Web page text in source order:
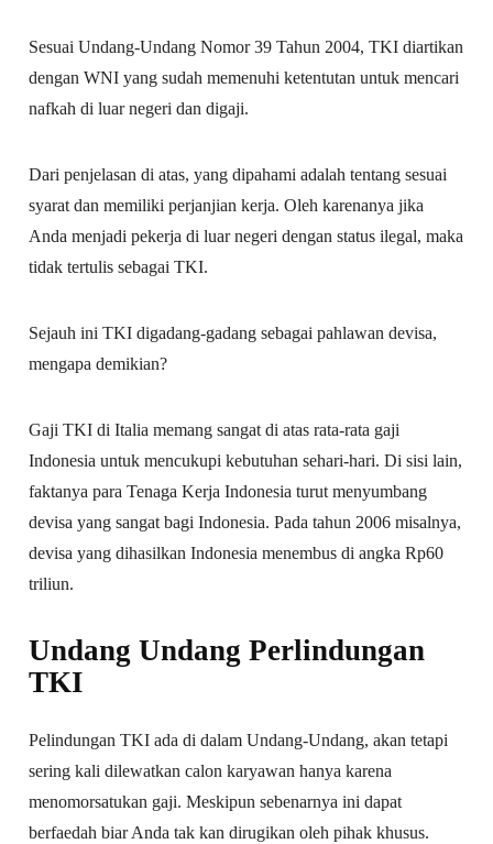
Sesuai Undang-Undang Nomor 39 Tahun 2004, TKI diartikan
dengan WNI yang sudah memenuhi ketentutan untuk mencari
nafkah di luar negeri dan digaji.
Dari penjelasan di atas, yang dipahami adalah tentang sesuai
syarat dan memiliki perjanjian kerja. Oleh karenanya jika
Anda menjadi pekerja di luar negeri dengan status ilegal, maka
tidak tertulis sebagai TKI.
Sejauh ini TKI digadang-gadang sebagai pahlawan devisa,
mengapa demikian?
Gaji TKI di Italia memang sangat di atas rata-rata gaji
Indonesia untuk mencukupi kebutuhan sehari-hari. Di sisi lain,
faktanya para Tenaga Kerja Indonesia turut menyumbang
devisa yang sangat bagi Indonesia. Pada tahun 2006 misalnya,
devisa yang dihasilkan Indonesia menembus di angka Rp60
triliun.
Undang Undang Perlindungan
TKI
Pelindungan TKI ada di dalam Undang-Undang, akan tetapi
sering kali dilewatkan calon karyawan hanya karena
menomorsatukan gaji. Meskipun sebenarnya ini dapat
berfaedah biar Anda tak kan dirugikan oleh pihak khusus.